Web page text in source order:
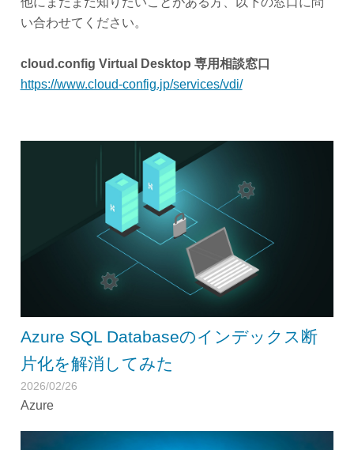
い合わせてください。
cloud.config Virtual Desktop 専用相談窓口
https://www.cloud-config.jp/services/vdi/
Azure SQL Databaseのインデックス断
片化を解消してみた
2026/02/26
Azure